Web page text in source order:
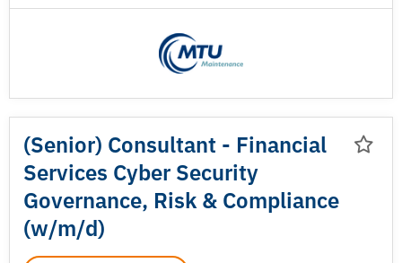
(Senior) Consultant - Financial
Services Cyber Security
Governance, Risk & Compliance
(w/m/d)